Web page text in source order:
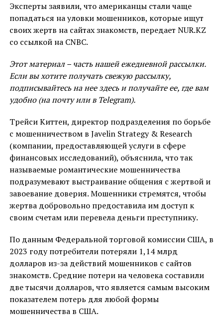
Эксперты заявили, что американцы стали чаще
попадаться на уловки мошенников, которые ищут
своих жертв на сайтах знакомств, передает NUR.KZ
со ссылкой на CNBC.
Этот материал – часть нашей ежедневной рассылки.
Если вы хотите получать свежую рассылку,
подписывайтесь на нее здесь и получайте ее, где вам
удобно (на почту или в Telegram).
Трейси Киттен, директор подразделения по борьбе
с мошенничеством в Javelin Strategy & Research
(компании, предоставляющей услуги в сфере
финансовых исследований), объяснила, что так
называемые романтические мошенничества
подразумевают выстраивание общения с жертвой и
завоевание доверия. Мошенники стремятся, чтобы
жертва добровольно предоставила им доступ к
своим счетам или перевела деньги преступнику.
По данным Федеральной торговой комиссии США, в
2023 году потребители потеряли 1,14 млрд
долларов из-за действий мошенников с сайтов
знакомств. Средние потери на человека составили
две тысячи долларов, что является самым высоким
показателем потерь для любой формы
мошенничества в США.